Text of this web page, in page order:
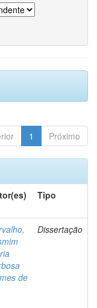
1 Próximo
Tipo
de
Dissertação